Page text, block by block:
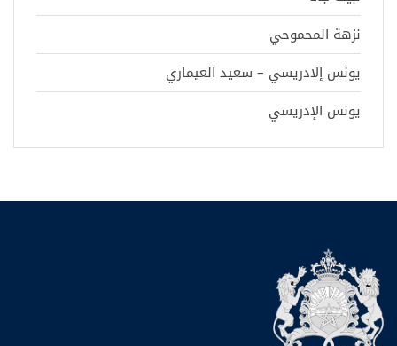
نزهة المحموحي
يونس إلادريسي – سعيد العيماري
يونس الإدريسي